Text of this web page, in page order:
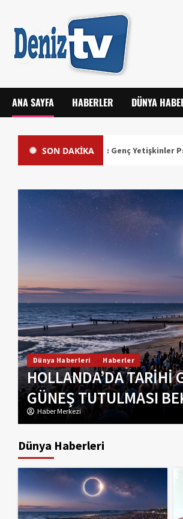
ANA SAYFA HABERLER DÜNYA
SON DAKİKA
Alarmı: Genç Yetişkinler Psikolojik
Haberler Turizm
Dikkat..!
Düzenleme: Şehir
Haber Merkezi
Dünya Haberleri